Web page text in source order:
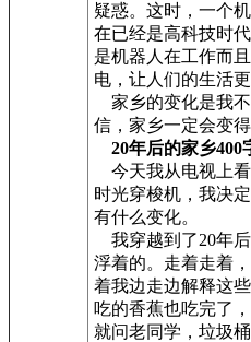
疑惑。这时，一个
在已经是高科技时
是机器人在工作而
电，让人们的生活
家乡的变化是我
信，家乡一定会变得
20年后的家乡400
今天我从电视上
时光穿梭机，我决
有什么变化。
我穿越到了20年
浮着的。走着走着
着我边走边解释这
吃的香蕉也吃完了
就问老同学，垃圾